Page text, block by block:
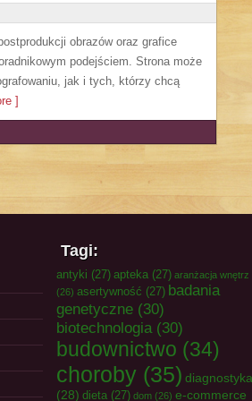
obrazów oraz grafice
podejściem. Strona może
jak i tych, którzy chcą
]
Tagi:
antyki (27) apteka (27) aranżacja wnętrz
(26) asertywność (27) badania
genetyczne (30)
biotechnologia(30)
budownictwo (34)
choroby (35) diagnostyka
(28) dieta (27) dom (26) e-commerce